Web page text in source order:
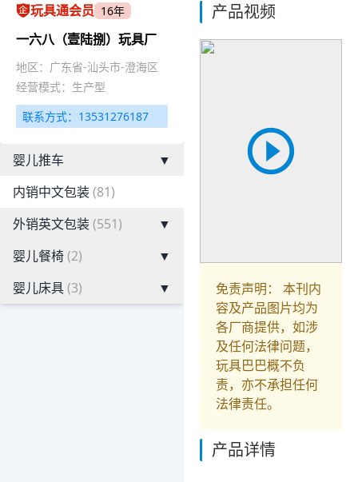
玩具通会员 16年
一六八（壹陆捌）玩具厂
地区：广东省-汕头市-澄海区
经营模式：生产型
联系方式：13531276187
婴儿推车
▼
内销中文包装(81)
外销英文包装(551)
▼
婴儿餐椅(2)
▼
婴儿床具(3) ▼
产品视频
免责声明： 本刊内
容及产品图片均为
各厂商提供，如涉
及任何法律问题，
玩具巴巴概不负
责，亦不承担任何
法律责任。
产品详情